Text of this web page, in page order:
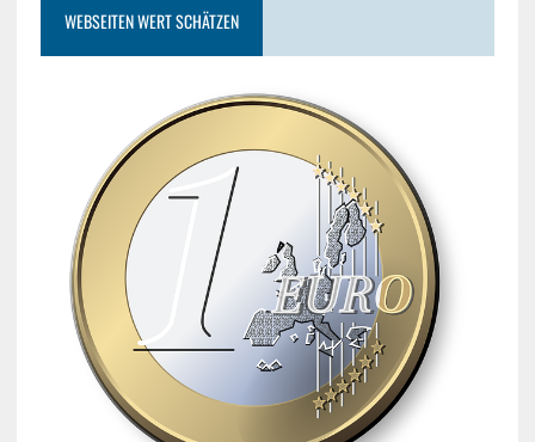
WEBSEITEN WERT SCHÄTZEN